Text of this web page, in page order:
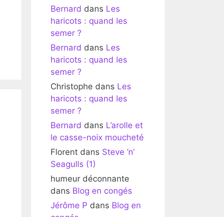
Bernard dans Les
haricots : quand les
semer ?
Bernard dans Les
haricots : quand les
semer ?
Christophe dans Les
haricots : quand les
semer ?
Bernard dans L’arolle et
le casse-noix moucheté
Florent dans Steve ‘n’
Seagulls (1)
humeur déconnante
dans Blog en congés
Jérôme P dans Blog en